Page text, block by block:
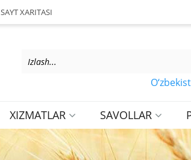
SAYT XARITASI
XIZMATLAR SAVOLLAR